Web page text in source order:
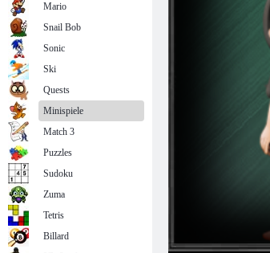
Mario
Snail Bob
Sonic
Ski
Quests
Minispiele
Match 3
Puzzles
Sudoku
Zuma
Tetris
Billard